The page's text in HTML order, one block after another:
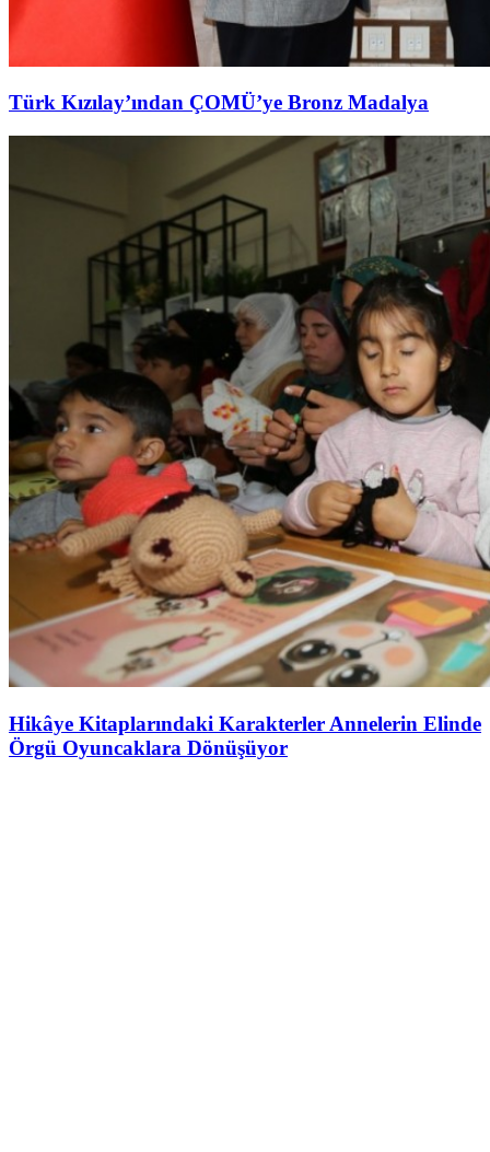
Türk Kızılay’ından ÇOMÜ’ye Bronz Madalya
Hikâye Kitaplarındaki Karakterler Annelerin Elinde
Örgü Oyuncaklara Dönüşüyor